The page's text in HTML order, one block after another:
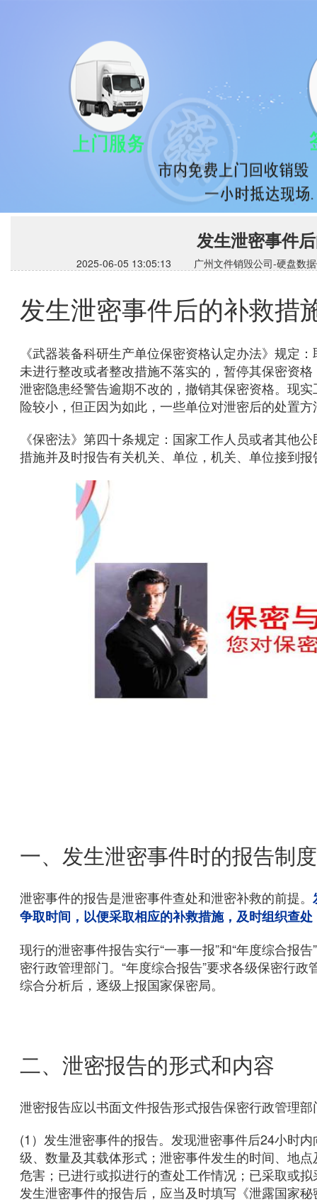
发生泄密事件
2025-06-05 13:05:13 广州文件销毁公司-硬盘数
发生泄密事件后的补救措
《武器装备科研生产单位保密资格认定办法》规定
未进行整改或者整改措施不落实的，暂停其保密资
泄密隐患经警告逾期不改的，撤销其保密资格。现
险较小，但正因为如此，一些单位对泄密后的处置
《保密法》第四十条规定：国家工作人员或者其他
措施并及时报告有关机关、单位，机关、单位接到
一、发生泄密事件时的报告制度
泄密事件的报告是泄密事件查处和泄密补救的前提。
争取时间，以便采取相应的补救措施，及时组织查
现行的泄密事件报告实行“一事一报”和“年度综合报
密行政管理部门。“年度综合报告”要求各级保密行
综合分析后，逐级上报国家保密局。
二、泄密报告的形式和内容
泄密报告应以书面文件报告形式报告保密行政管理
(1）发生泄密事件的报告。发现泄密事件后24小时
级、数量及其载体形式；泄密事件发生的时间、地
危害；已进行或拟进行的查处工作情况；已采取或
发生泄密事件的报告后，应当及时填写《泄露国家